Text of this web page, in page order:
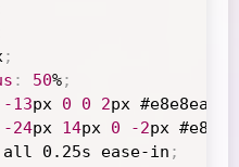
;
: 50%;
-13px 0 0 2px #e8e8ea
-24px 14px 0 -2px
all 0.25s ease-in ;